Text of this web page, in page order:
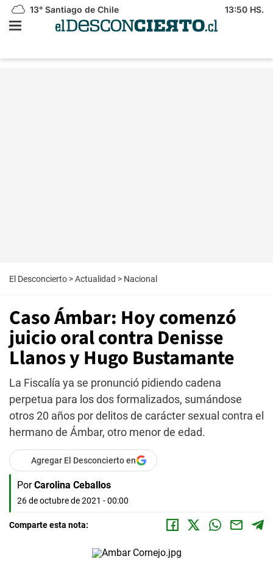
13° Santiago de Chile 13:50 HS.
El Desconcierto >Actualidad > Nacional
Caso Ámbar: Hoy comenzó
juicio oral contra Denisse
Llanos y Hugo Bustamante
La Fiscalía ya se pronunció pidiendo cadena
perpetua para los dos formalizados, sumándose
otros 20 años por delitos de carácter sexual contra el
hermano de Ámbar, otro menor de edad.
Agregar El Desconcierto en
Por Carolina Ceballos
26 de octubre de 2021 - 00:00
Comparte esta nota: